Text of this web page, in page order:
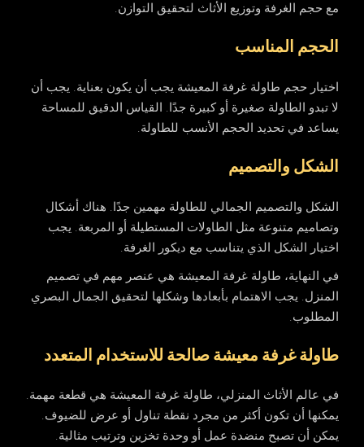
مع حجم الغرفة وتوزيع الأثاث لتحقيق التوازن.
الحجم المناسب
اختيار حجم طاولة غرفة المعيشة يجب أن يكون بعناية. يجب أن
لا تبدو الطاولة صغيرة أو كبيرة جدًا. القياس الدقيق للمساحة
يساعد في تحديد الحجم الأنسب للطاولة.
الشكل والتصميم
الشكل والتصميم الجمالي للطاولة مهمين جدًا. هناك أشكال
وتصاميم متنوعة مثل الطاولات المستطيلة أو المربعة. يجب
اختيار الشكل الذي يتناسب مع ديكور الغرفة.
في النهاية، طاولة غرفة المعيشة هي عنصر مهم في تصميم
المنزل. يجب الاهتمام بأبعادها وشكلها لتحقيق الجمال البصري
المطلوب.
طاولة غرفة معيشة صالحة للاستخدام المتعدد
في عالم الأثاث المنزلي، طاولة غرفة المعيشة هي قطعة مهمة.
يمكنها أن تكون أكثر من مجرد نقطة تناول أو عرض للضيوف.
يمكن أن تصبح منضدة عمل أو وحدة تخزين وترتيب مثالية.